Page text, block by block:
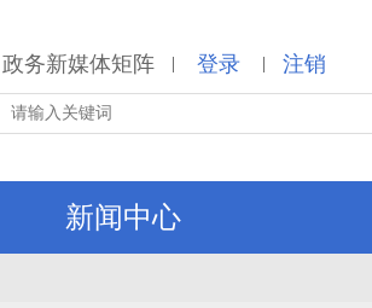
政务新媒体矩阵 | 登录 | 注销
新闻中心